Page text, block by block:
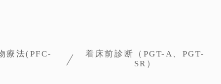
療法(PFC-
着床前診断（PGT-A、PGT-
SR）